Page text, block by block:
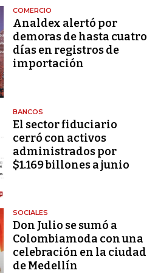
COMERCIO
Analdex alertó por
demoras de hasta cuatro
días en registros de
importación
BANCOS
El sector fiduciario
cerró con activos
administrados por
$1.169 billones a junio
SOCIALES
Don Julio se sumó a
Colombiamoda con una
celebración en la ciudad
de Medellín